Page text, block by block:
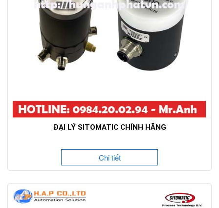
ĐẠI LÝ SITOMATIC CHÍNH HÃNG
Chi tiết